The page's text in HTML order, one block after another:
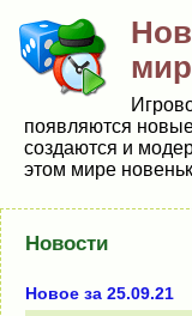
появляются
создаются и
этом мире
Новости
Новое за 25.09.21